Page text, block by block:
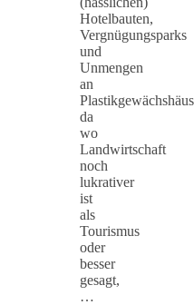
Hotelbauten,
Vergnügungsparks
und
Unmengen
an
da
wo
Landwirtschaft
noch
lukrativer
ist
als
Tourismus
oder
besser
gesagt,
…